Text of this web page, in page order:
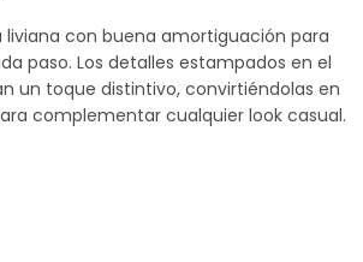
liviana con buena amortiguación para
paso. Los detalles estampados en el
un toque distintivo, convirtiéndolas en
complementar cualquier look casual.